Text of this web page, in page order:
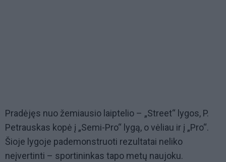
Pradėjęs nuo žemiausio laiptelio – „Street“ lygos, P.
Petrauskas kopė į „Semi-Pro“ lygą, o vėliau ir į „Pro“.
Šioje lygoje pademonstruoti rezultatai neliko
neįvertinti – sportininkas tapo metų naujoku.